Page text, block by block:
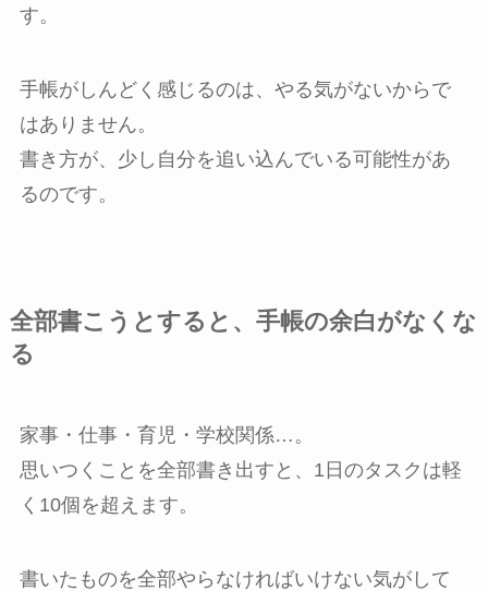
す。
手帳がしんどく感じるのは、やる気がないからで
はありません。
書き方が、少し自分を追い込んでいる可能性があ
るのです。
全部書こうとすると、手帳の余白がなくな
る
家事・仕事・育児・学校関係…。
思いつくことを全部書き出すと、1日のタスクは軽
く10個を超えます。
書いたものを全部やらなければいけない気がして